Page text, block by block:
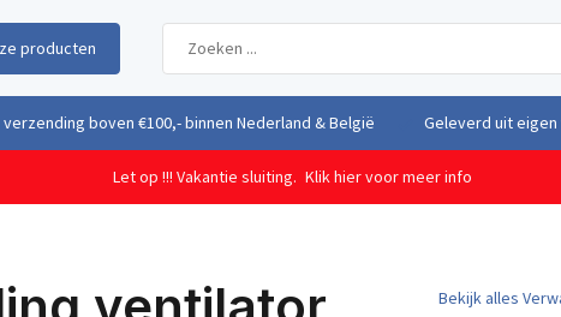
producten
boven €100,- binnen Nederland & België Geleverd uit eigen voorraad
Let op !!! Vakantie sluiting. Klik hier voor meer info
Bekijk alles